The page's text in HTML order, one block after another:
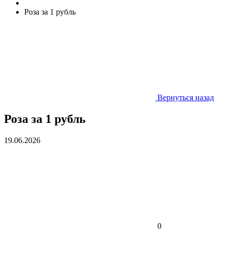
Роза за 1 рубль
Вернуться назад
Роза за 1 рубль
19.06.2026
0